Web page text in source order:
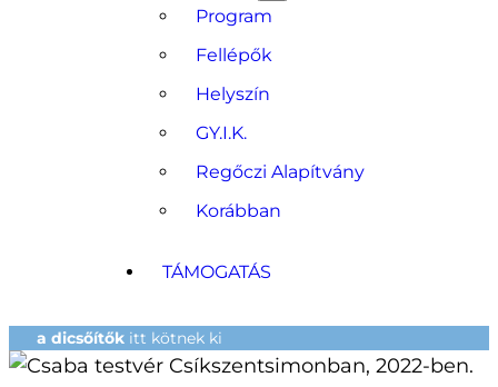
Program
Fellépők
Helyszín
GY.I.K.
Regőczi Alapítvány
Korábban
TÁMOGATÁS
a dicsőítők itt kötnek ki